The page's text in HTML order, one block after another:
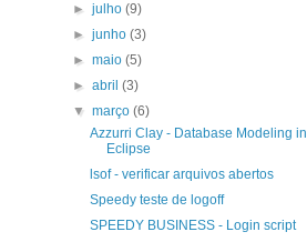
►julho(9)
►junho(3)
►maio(5)
►abril(3)
▼março(6)
Azzurri Clay - Database Modeling in
Eclipse
lsof - verificar arquivos abertos
Speedy teste de logoff
SPEEDY BUSINESS - Login script